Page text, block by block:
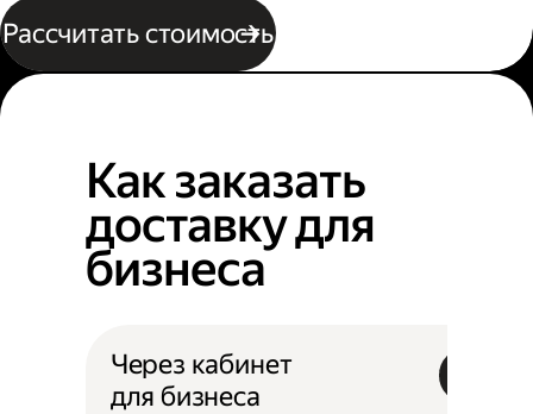
Рассчитать стоимость
Как заказать
доставку для
бизнеса
Через кабинет
для бизнеса